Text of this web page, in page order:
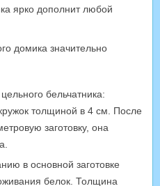
ярко дополнит любой
домика значительно
бельчатника:
толщиной в 4 см. После
заготовку, она
в основной заготовке
белок. Толщина